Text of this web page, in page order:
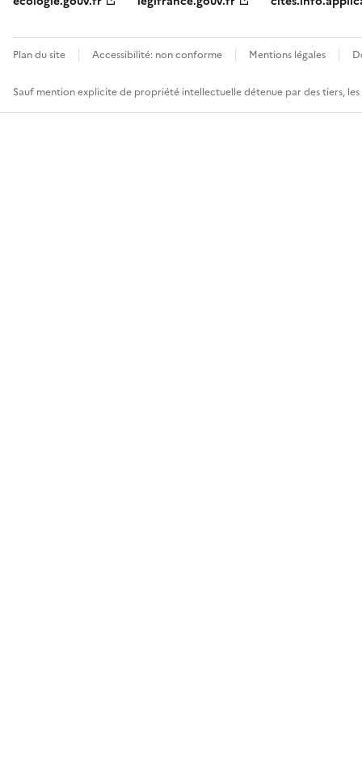
Plan du site Accessibilité: non conforme Mentions légales
Sauf mention explicite de propriété intellectuelle détenue par des tiers,